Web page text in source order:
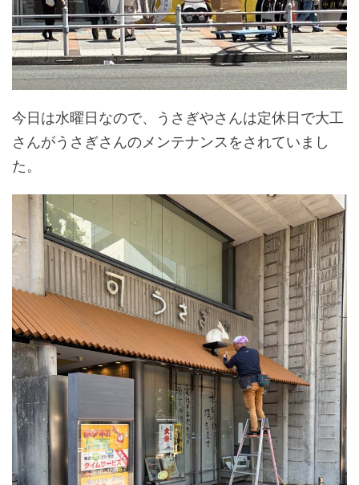
今日は水曜日なので、うさぎやさんは定休日で大工
さんがうさぎさんのメンテナンスをされていまし
た。